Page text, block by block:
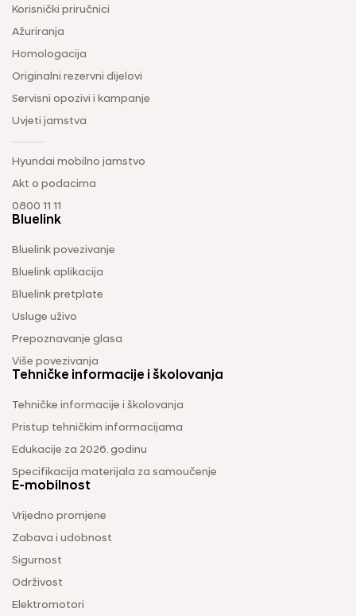
Korisnički priručnici
Ažuriranja
Homologacija
Originalni rezervni dijelovi
Servisni opozivi i kampanje
Uvjeti jamstva
Hyundai mobilno jamstvo
Akt o podacima
0800 11 11
Bluelink
Bluelink povezivanje
Bluelink aplikacija
Bluelink pretplate
Usluge uživo
Prepoznavanje glasa
Više povezivanja
Tehničke informacije i školovanja
Tehničke informacije i školovanja
Pristup tehničkim informacijama
Edukacije za 2026. godinu
Specifikacija materijala za samoučenje
E-mobilnost
Vrijedno promjene
Zabava i udobnost
Sigurnost
Održivost
Elektromotori